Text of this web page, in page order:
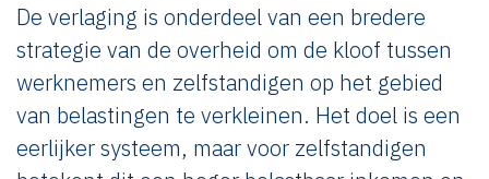
De verlaging is onderdeel van een bredere
strategie van de overheid om de kloof tussen
werknemers en zelfstandigen op het gebied
van belastingen te verkleinen. Het doel is een
eerlijker systeem, maar voor zelfstandigen